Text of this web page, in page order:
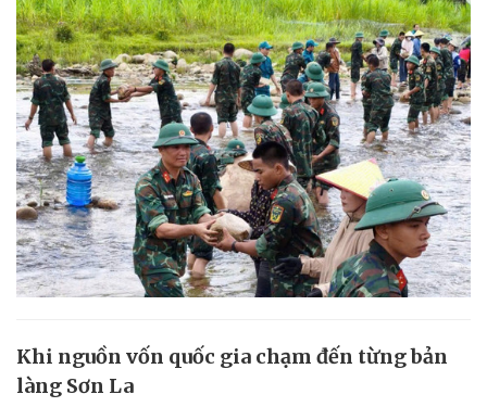
Khi nguồn vốn quốc gia chạm đến từng bản
làng Sơn La